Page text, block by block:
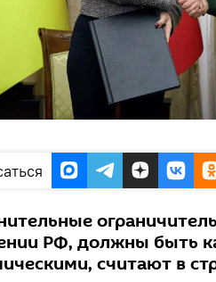
РФ, должны быть
считают в